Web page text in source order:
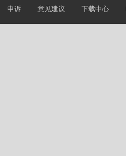
申诉 意见建议 下载中心